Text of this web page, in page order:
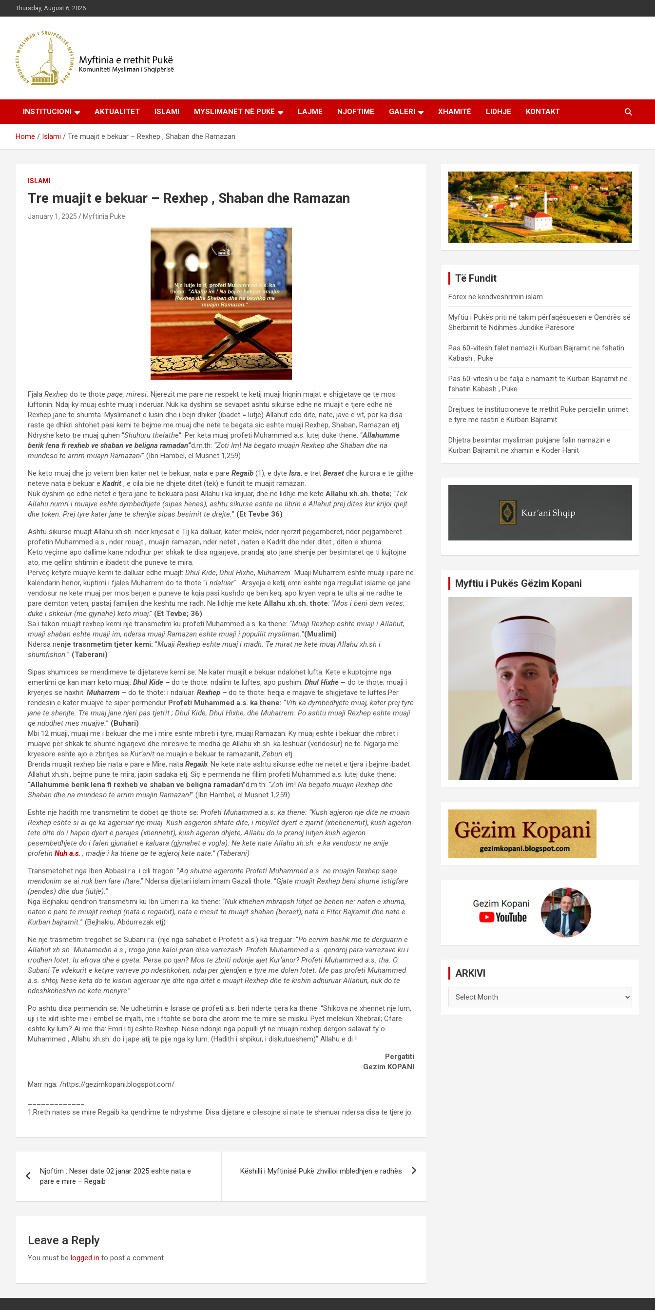
to
Thursday, August 6, 2026
Myftinia Pukë | Faqja
Zyrtare
INSTITUCIONI AKTUALITET ISLAMI MYSLIMANËT NË PUKË LAJME NJOFTIME GALERI XHAMITË LIDHJE KONTAKT
Home Islami Tre muajit e bekuar – Rexhep , Shaban dhe Ramazan
ISLAMI
Tre muajit e bekuar – Rexhep , Shaban dhe Ramazan
January 1, 2025 Myftinia Puke
Fjala Rexhep do te thote paqe, miresi. Njerezit me pare ne respekt te ketij muaji hiqnin majat e shigjetave qe te mos
luftonin. Ndaj ky muaj eshte muaj i nderuar. Nuk ka dyshim se sevapet ashtu sikurse edhe ne muajit e tjere edhe ne
Rexhep jane te shumta. Myslimanet e lusin dhe i bejn dhiker (ibadet = lutje) Allahut cdo dite, nate, jave e vit, por ka disa
raste qe dhikri shtohet pasi kemi te bejme me muaj dhe nete te begata sic eshte muaji Rexhep, Shaban, Ramazan etj.
Ndryshe keto tre muaj quhen “Shuhuru thelathe“. Per keta muaj profeti Muhammed a.s. lutej duke thene: “Allahumme
berik lena fi rexheb ve shaban ve beligna ramadan“d.m.th: “Zoti Im! Na begato muajin Rexhep dhe Shaban dhe na
mundeso te arrim muajin Ramazan!” (Ibn Hambel, el Musnet 1,259)
Ne keto muaj dhe jo vetem bien kater net te bekuar, nata e pare Regaib (1), e dyte Isra, e tret Beraet dhe kurora e te gjithe
neteve nata e bekuar e Kadrit , e cila bie ne dhjete ditet (tek) e fundit te muajit ramazan.
Nuk dyshim qe edhe netet e tjera jane te bekuara pasi Allahu i ka krijuar, dhe ne lidhje me kete Allahu xh.sh. thote; “Tek
Allahu numri i muajve eshte dymbedhjete (sipas henes), ashtu sikurse eshte ne librin e Allahut prej dites kur krijoi qiejt
dhe token. Prej tyre kater jane te shenjte sipas besimit te drejte.” (Et Tevbe 36)
Ashtu sikurse muajt Allahu xh.sh. nder krijesat e Tij ka dalluar; kater melek, nder njerzit pejgamberet, nder pejgamberet
profetin Muhammed a.s., nder muajt , muajin ramazan, nder netet , naten e Kadrit dhe nder ditet , diten e xhuma.
Keto veçime apo dallime kane ndodhur per shkak te disa ngjarjeve, prandaj ato jane shenje per besimtaret qe ti kujtojne
ato, me qellim shtimin e ibadetit dhe puneve te mira.
Perveç ketyre muajve kemi te dalluar edhe muajt: Dhul Kide, Dhul Hixhe, Muharrem. Muaji Muharrem eshte muaji i pare ne
kalendarin henor, kuptimi i fjales Muharrem do te thote “i ndaluar“. Arsyeja e ketij emri eshte nga rregullat islame qe jane
vendosur ne kete muaj per mos berjen e puneve te kqia pasi kushdo qe ben keq, apo kryen vepra te ulta ai ne radhe te
pare demton veten, pastaj familjen dhe keshtu me radh. Ne lidhje me kete Allahu xh.sh. thote: “Mos i beni dem vetes,
duke i shkelur (me gjynahe) keto muaj.” (Et Tevbe; 36)
Sa i takon muajit rexhep kemi nje transmetim ku profeti Muhammed a.s. ka thene: “Muaji Rexhep eshte muaji i Allahut,
muaji shaban eshte muaji im, ndersa muaji Ramazan eshte muaji i popullit mysliman.“(Muslimi)
Ndersa nenje trasnmetim tjeter kemi: “Muaji Rexhep eshte muaj i madh. Te mirat ne kete muaj Allahu xh.sh i
shumfishon.” (Taberani)
Sipas shumices se mendimeve te dijetareve kemi se: Ne kater muajit e bekuar ndalohet lufta. Kete e kuptojme nga
emertimi qe kan marr keto muaj: Dhul Kide – do te thote: ndalim te luftes, apo pushim. Dhul Hixhe – do te thote; muaji i
kryerjes se haxhit. Muharrem – do te thote: i ndaluar. Rexhep – do te thote: heqja e majave te shigjetave te luftes.Per
rendesin e kater muajve te siper permendur Profeti Muhammed a.s. ka thene: “Viti ka dymbedhjete muaj, kater prej tyre
jane te shenjte. Tre muaj jane njeri pas tjetrit ; Dhul Kide, Dhul Hixhe, dhe Muharrem. Po ashtu muaji Rexhep eshte muaji
qe ndodhet mes muajve.” (Buhari)
Mbi 12 muaji, muaji me i bekuar dhe me i mire eshte mbreti i tyre, muaji Ramazan. Ky muaj eshte i bekuar dhe mbret i
muajve per shkak te shume ngjarjeve dhe miresive te medha qe Allahu xh.sh. ka leshuar (vendosur) ne te. Ngjarja me
kryesore eshte ajo e zbritjes se Kur’anit ne muajin e bekuar te ramazanit, Zeburi etj.
Brenda muajit rexhep bie nata e pare e Mire, nata Regaib. Ne kete nate ashtu sikurse edhe ne netet e tjera i bejme ibadet
Allahut xh.sh., bejme pune te mira, japin sadaka etj. Siç e permenda ne fillim profeti Muhammed a.s. lutej duke thene:
“Allahumme berik lena fi rexheb ve shaban ve beligna ramadan”d.m.th: “Zoti Im! Na begato muajin Rexhep dhe
Shaban dhe na mundeso te arrim muajin Ramazan!” (Ibn Hambel, el Musnet 1,259)
Eshte nje hadith me transmetim te dobet qe thote se: Profeti Muhammed a.s. ka thene: “Kush agjeron nje dite ne muain
Rexhep eshte si ai qe ka agjeruar nje muaj. Kush asgjeron shtate dite, i mbyllet dyert e zjarrit (xhehenemit), kush agjeron
tete dite do i hapen dyert e parajes (xhennetit), kush agjeron dhjete, Allahu do ia pranoj lutjen kush agjeron
pesembedhjete do i falen gjunahet e kaluara (gjynahet e vogla). Ne kete nate Allahu xh.sh. e ka vendosur ne anije
profetin Nuh a.s. , madje i ka thene qe te agjeroj kete nate.” (Taberani)
Transmetohet nga Iben Abbasi r.a. i cili tregon: “Aq shume agjeronte Profeti Muhammed a.s. ne muajin Rexhep saqe
mendonim se ai nuk ben fare iftare.” Ndersa dijetari islam imam Gazali thote: “Gjate muajit Rexhep beni shume istigfare
(pendes) dhe dua (lutje).”
Nga Bejhakiu qendron transmetimi ku Ibn Umeri r.a. ka thene: “Nuk kthehen mbrapsh lutjet qe behen ne: naten e xhuma,
naten e pare te muajit rexhep (nata e regaibit), nata e mesit te muajit shaban (beraet), nata e Fiter Bajramit dhe nate e
Kurban bajramit.” (Bejhakiu, Abdurrezak etj)
Ne nje trasmetim tregohet se Subani r.a. (nje nga sahabet e Profetit a.s.) ka treguar: “Po ecnim bashk me te derguarin e
Allahut xh.sh. Muhamedin a.s., rroga jone kaloi pran disa varrezash. Profeti Muhammed a.s. qendroj para varrezave ku i
rrodhen lotet. Iu afrova dhe e pyeta: Perse po qan? Mos te zbriti ndonje ajet Kur’anor? Profeti Muhammed a.s. tha: O
Suban! Te vdekurit e ketyre varreve po ndeshkohen, ndaj per gjendjen e tyre me dolen lotet. Me pas profeti Muhammed
a.s. shtoj; Nese keta do te kishin agjeruar nje dite nga ditet e muajit Rexhep dhe te kishin adhuruar Allahun, nuk do te
ndeshkoheshin ne kete menyre.”
Po ashtu disa permendin se: Ne udhetimin e Israse qe profeti a.s. beri nderte tjera ka thene: “Shikova ne xhennet nje lum,
uji i te xilit ishte me i embel se mjalti, me i ftohte se bora dhe arom me te mire se misku. Pyet melekun Xhebrail; Cfare
eshte ky lum? Ai me tha: Emri i tij eshte Rexhep. Nese ndonje nga populli yt ne muajin rexhep dergon salavat ty o
Muhammed , Allahu xh.sh. do i jape atij te pije nga ky lum. (Hadith i shpikur, i diskutueshem)” Allahu e di !
Pergatiti
Gezim KOPANI
Marr nga: /https://gezimkopani.blogspot.com/
1.Rreth nates se mire Regaib ka qendrime te ndryshme. Disa dijetare e cilesojne si nate te shenuar ndersa disa te tjere jo.
navigation
Njoftim : Neser date 02 janar 2025 eshte nata e
pare e mire – Regaib
Këshilli i Myftinisë Pukë zhvilloi mbledhjen e radhës
Leave a Reply
You must be logged in to post a comment.
Të Fundit
Forex ne kendveshrimin islam
Myftiu i Pukës priti në takim përfaqësuesen e Qendrës së
Shërbimit të Ndihmës Juridike Parësore
Pas 60-vitesh falet namazi i Kurban Bajramit ne fshatin
Kabash , Puke
Pas 60-vitesh u be falja e namazit te Kurban Bajramit ne
fshatin Kabash , Puke
Drejtues te institucioneve te rrethit Puke percjellin urimet
e tyre me rastin e Kurban Bajramit
Dhjetra besimtar mysliman pukjane falin namazin e
Kurban Bajramit ne xhamin e Koder Hanit
Myftiu i Pukës Gëzim Kopani
ARKIVI